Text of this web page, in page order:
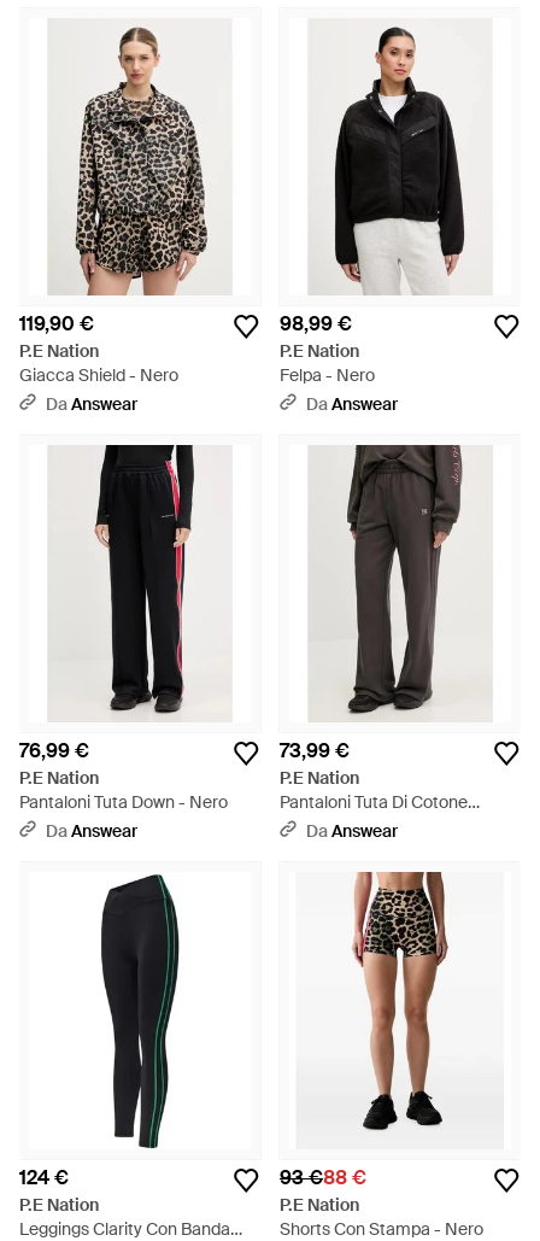
119,90 €
P.E Nation
Giacca Shield - Nero
DaAnswear
98,99 €
P.E Nation
Felpa - Nero
DaAnswear
76,99 €
P.E Nation
Pantaloni Tuta Down - Nero
DaAnswear
73,99 €
P.E Nation
Pantaloni Tuta Di Cotone
Adventure - Nero
DaAnswear
124 €
P.E Nation
Leggings Clarity Con Banda
93 €88 €
P.E Nation
Shorts Con Stampa - Nero